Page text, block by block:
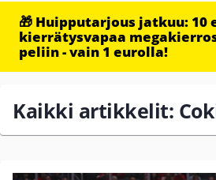
🎁 Huipputarjous jatkuu: 10
kierrätysvapaa
peliin - vain 1 eurolla!
Kaikki artikkelit: